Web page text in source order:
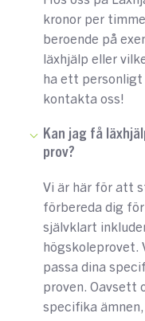
kronor per
beroende på
läxhjälp eller
ha ett
kontakta oss!
Kan jag få
prov?
Vi är här för att
förbereda dig
självklart
högskoleprovet.
passa dina
proven. Oavsett
specifika